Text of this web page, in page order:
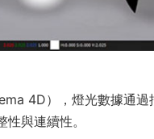
4D），燈光數據通
與連續性。